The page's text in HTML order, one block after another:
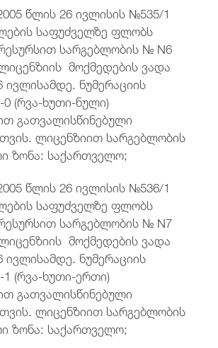
წლის 26 ივლისის №535/1
საფუძველზე ფლობს
სარგებლობის № N6
მოქმედების ვადა
ივლისამდე. ნუმერაციის
(რვა-ხუთი-ნული)
გათვალისწინებული
ლიცენზიით სარგებლობის
ზონა: საქართველო;
წლის 26 ივლისის №536/1
საფუძველზე ფლობს
სარგებლობის № N7
მოქმედების ვადა
ივლისამდე. ნუმერაციის
(რვა-ხუთი-ერთი)
გათვალისწინებული
ლიცენზიით სარგებლობის
ზონა: საქართველო;